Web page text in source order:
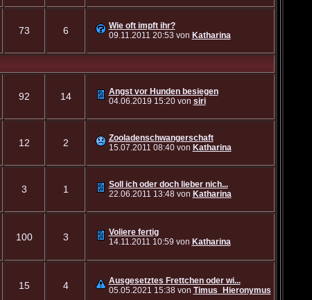
73 6
Wie oft impft ihr?
09.11.2011 20:53 von Katharina
92 14
Angst vor Hunden besiegen
04.06.2019 15:20von siri
12 2
Zooladenschwangerschaft
15.07.2011 08:40von Katharina
3 1
Soll ich oder doch lieber nich...
22.06.2011 13:48von Katharina
100 3
Voliere fertig
14.11.2011 10:59 von Katharina
15 4
Ausgesetztes Frettchen oder wi...
05.05.2021 15:38von Timus_Hieronymus